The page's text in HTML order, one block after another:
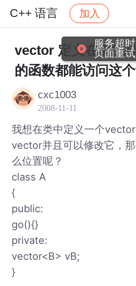
C++ 语言 加入
C++ 语言 帖
vector 定义在类的
的函数都能访问这
cxc1003
2008-11-11
我想在类中定义一个
vector并且可以修改它，
么位置呢？
class A
{
public:
go(){}
private:
vector<B> vB;
}
服务超
页面重试